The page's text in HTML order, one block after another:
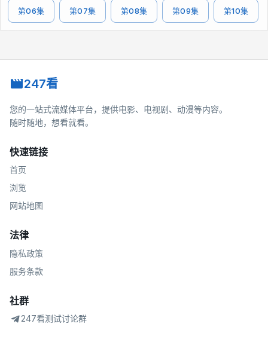
第06集 第07集 第08集 第09集 第10集
247看
您的一站式流媒体平台，提供电影、电视剧、动漫等内容。
随时随地，想看就看。
快速链接
首页
浏览
网站地图
法律
隐私政策
服务条款
社群
247看测试讨论群